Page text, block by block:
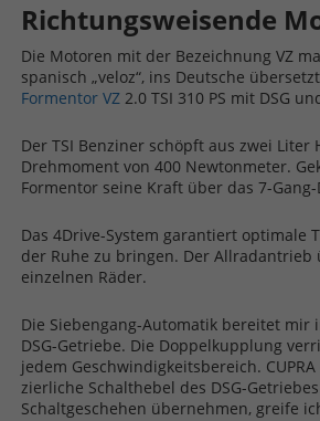
Richtungsweisende
Die Motoren mit der Bezeichnung VZ
spanisch „veloz“, ins Deutsche
Formentor VZ2.0 TSI 310 PS mit DSG
Der TSI Benziner schöpft aus zwei
Drehmoment von 400 Newtonmeter.
Formentor seine Kraft über das 7-
Das 4Drive-System garantiert optimale
der Ruhe zu bringen. Der
einzelnen Räder.
Die Siebengang-Automatik bereitet mir
DSG-Getriebe. Die Doppelkupplung
jedem Geschwindigkeitsbereich.
zierliche Schalthebel des DSG-
Schaltgeschehen übernehmen, greife